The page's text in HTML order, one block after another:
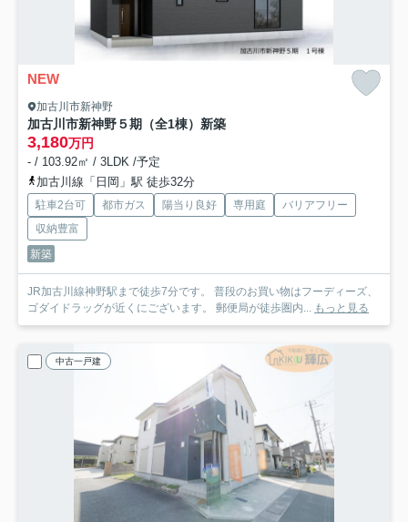
NEW
加古川市新神野
加古川市新神野５期（全1棟）新築
3,180万円
- / 103.92㎡ / 3LDK /予定
加古川線「日岡」駅 徒歩32分
駐車2台可 都市ガス 陽当り良好 専用庭
バリアフリー
収納豊富
新築
JR加古川線神野駅まで徒歩7分です。 普段のお買い物はフーディーズ、
ゴダイドラッグが近くにございます。 郵便局が徒歩圏内... もっと見る
中古一戸建